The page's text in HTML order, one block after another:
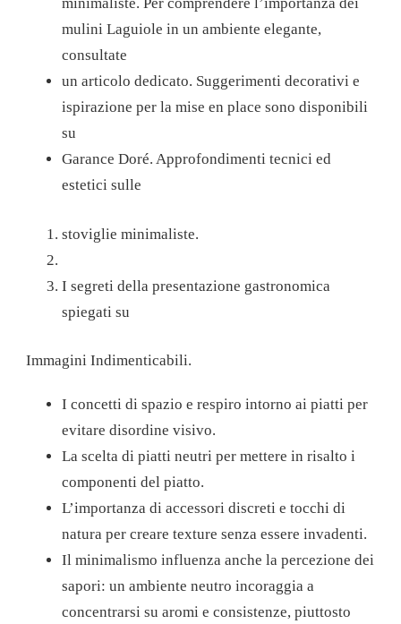
minimaliste. Per comprendere l’importanza dei
mulini Laguiole in un ambiente elegante,
consultate
un articolo dedicato. Suggerimenti decorativi e
ispirazione per la mise en place sono disponibili
su
Garance Doré. Approfondimenti tecnici ed
estetici sulle
stoviglie minimaliste.
I segreti della presentazione gastronomica
spiegati su
Immagini Indimenticabili.
I concetti di spazio e respiro intorno ai piatti per
evitare disordine visivo.
La scelta di piatti neutri per mettere in risalto i
componenti del piatto.
L’importanza di accessori discreti e tocchi di
natura per creare texture senza essere invadenti.
Il minimalismo influenza anche la percezione dei
sapori: un ambiente neutro incoraggia a
concentrarsi su aromi e consistenze, piuttosto